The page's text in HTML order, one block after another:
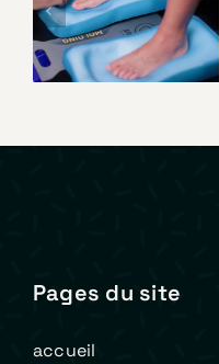
Custom
Station
Pages du site
accueil